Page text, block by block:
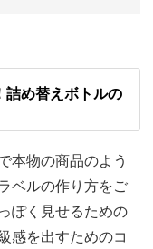
01:58
02:43
04:15
詰め替えボトルの
本物の商品のよう
ベルの作り方をご
ぽく見せるための
感を出すためのコ